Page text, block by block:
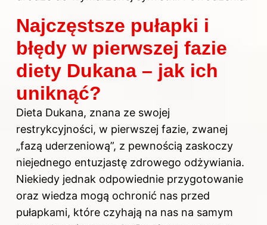
Najczęstsze pułapki i
błędy w pierwszej fazie
diety Dukana – jak ich
uniknąć?
Dieta Dukana, znana ze swojej
restrykcyjności, w pierwszej fazie, zwanej
„fazą uderzeniową”, z pewnością zaskoczy
niejednego entuzjastę zdrowego odżywiania.
Niekiedy jednak odpowiednie przygotowanie
oraz wiedza mogą ochronić nas przed
pułapkami, które czyhają na nas na samym